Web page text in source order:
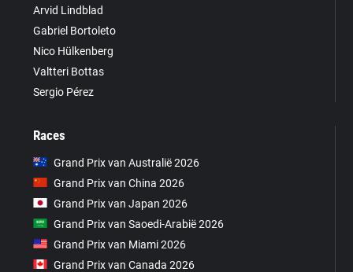
Arvid Lindblad
Gabriel Bortoleto
Nico Hülkenberg
Valtteri Bottas
Sergio Pérez
Races
Grand Prix van Australië 2026
Grand Prix van China 2026
Grand Prix van Japan 2026
Grand Prix van Saoedi-Arabië 2026
Grand Prix van Miami 2026
Grand Prix van Canada 2026